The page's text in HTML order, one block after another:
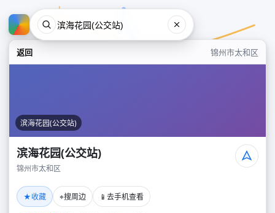
返回 锦州市太和区
滨海花园(公交站)
滨海花园(公交站)
锦州市太和区
★收藏 ⌖搜周边 📱 去手机查看